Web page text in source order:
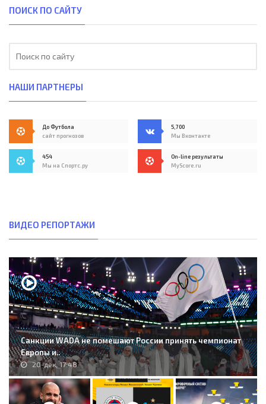
ПОИСК ПО САЙТУ
НАШИ ПАРТНЕРЫ
До Футбола
сайт прогнозов
5,700
Мы Вконтакте
454
Мы на Спортс.ру
On-line результаты
MyScore.ru
ВИДЕО РЕПОРТАЖИ
Санкции WADA не помешают России принять чемпионат
Европы и..
20-дек, 17:48